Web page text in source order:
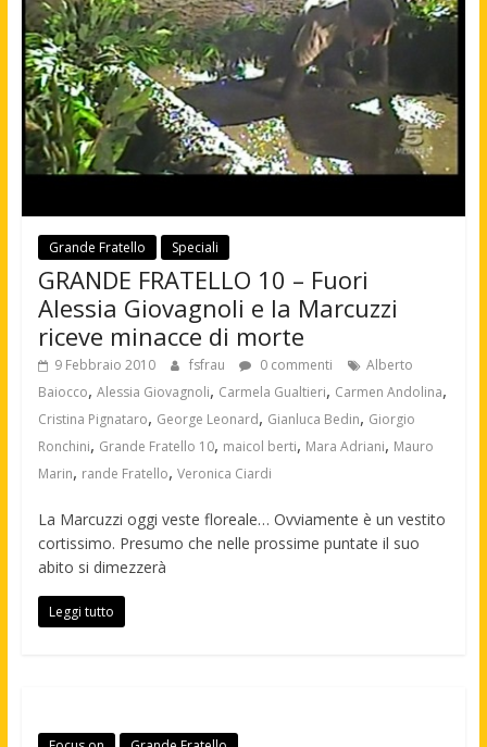
Grande Fratello Speciali
GRANDE FRATELLO 10 – Fuori
Alessia Giovagnoli e la Marcuzzi
riceve minacce di morte
9 Febbraio 2010 fsfrau 0 commenti
Alberto
Baiocco, Alessia Giovagnoli, Carmela Gualtieri, Carmen Andolina,
Cristina Pignataro, George Leonard, Gianluca Bedin, Giorgio
Ronchini, Grande Fratello 10, maicol berti, Mara Adriani, Mauro
Marin, rande Fratello, Veronica Ciardi
La Marcuzzi oggi veste floreale… Ovviamente è un vestito
cortissimo. Presumo che nelle prossime puntate il suo
abito si dimezzerà
Leggi tutto